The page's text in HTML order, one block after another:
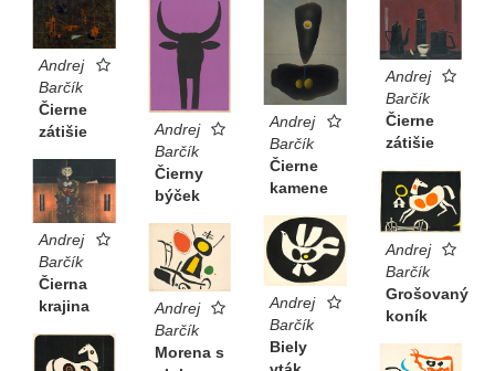
Andrej
Barčík
Čierne
zátišie
Andrej
Barčík
Čierny
býček
Andrej
Barčík
Čierne
kamene
Andrej
Barčík
Čierne
zátišie
Andrej
Barčík
Čierna
krajina
Andrej
Barčík
Grošovaný
koník
Andrej
Barčík
Biely
Andrej
Barčík
Morena s